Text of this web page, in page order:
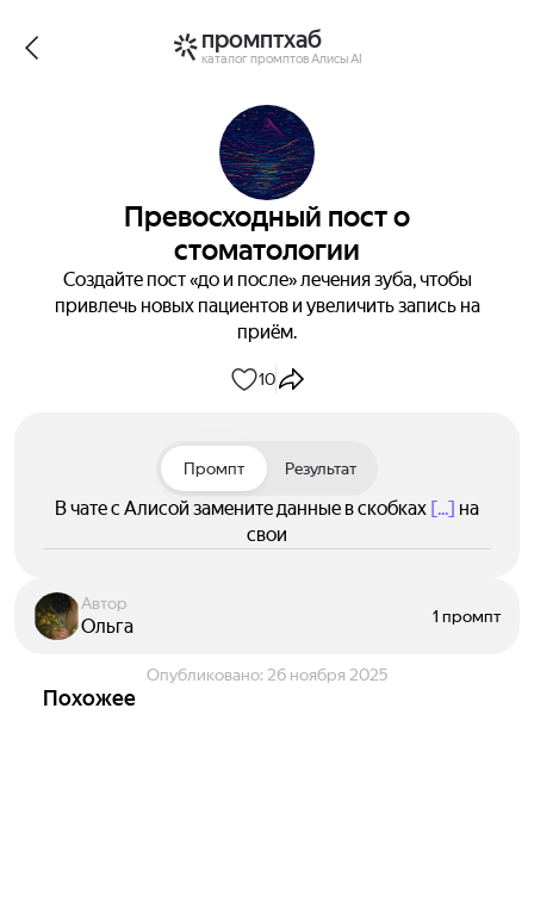
промптхаб
каталог промптов Алисы AI
Превосходный пост о
стоматологии
Создайте пост «до и после» лечения зуба, чтобы
привлечь новых пациентов и увеличить запись на
приём.
10
Промпт Результат
В чате с Алисой замените данные в скобках [...] на
свои
Автор
Ольга 1 промпт
Опубликовано: 26 ноября 2025
Похожее